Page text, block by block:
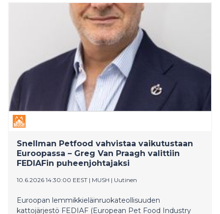
oleva liiketoiminta on ennen kaupan toteutusta osa
Huld Oy:tä. Huld Oy:ssä on vireillä
osittaisjakautuminen, jonka seurauksena tämä
liiketoiminta yhtiöitetään omaksi yhtiökseen. Se
kattaa teollisuuden ja puolustussektorin fyysisten
tuotteiden ja laitekokonaisuuksien suunnittelun ja
teknisen dokumentaation ja työllistää noin 120
asiantuntijaa.
Snellman Petfood vahvistaa vaikutustaan
Euroopassa – Greg Van Praagh valittiin
FEDIAFin puheenjohtajaksi
10.6.2026 14:30:00 EEST | MUSH | Uutinen
Euroopan lemmikkieläinruokateollisuuden
kattojärjestö FEDIAF (European Pet Food Industry